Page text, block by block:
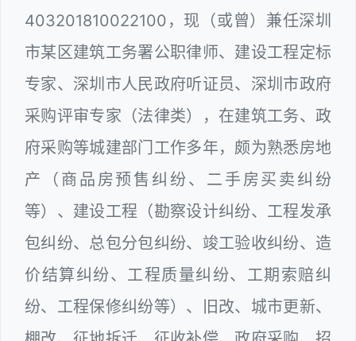
403201810022100，现（或曾）兼任深圳
市某区建筑工务署公职律师、建设工程定标
专家、深圳市人民政府听证员、深圳市政府
采购评审专家（法律类），在建筑工务、政
府采购等城建部门工作多年，颇为熟悉房地
产（商品房预售纠纷、二手房买卖纠纷
等）、建设工程（勘察设计纠纷、工程发承
包纠纷、总包分包纠纷、竣工验收纠纷、造
价结算纠纷、工程质量纠纷、工期索赔纠
纷、工程保修纠纷等）、旧改、城市更新、